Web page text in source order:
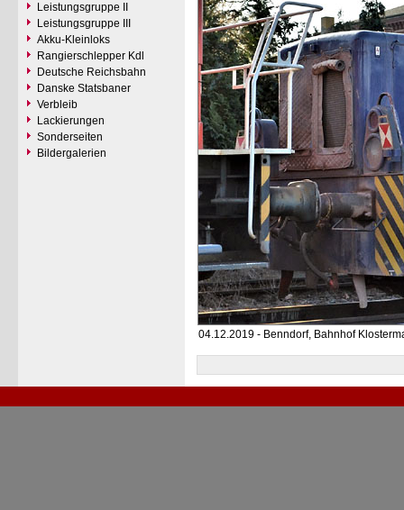
Leistungsgruppe II
Leistungsgruppe III
Akku-Kleinloks
Rangierschlepper Kdl
Deutsche Reichsbahn
Danske Statsbaner
Verbleib
Lackierungen
Sonderseiten
Bildergalerien
04.12.2019 - Benndorf, Bahnhof